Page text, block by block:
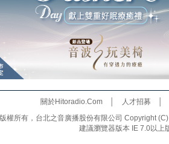
關於Hitoradio.Com│ 人才招募
版權所有，台北之音廣播股份有限公司 Copyright
建議瀏覽器版本 IE 7.0以上